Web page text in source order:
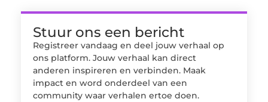
Stuur ons een bericht
Registreer vandaag en deel jouw verhaal op
ons platform. Jouw verhaal kan direct
anderen inspireren en verbinden. Maak
impact en word onderdeel van een
community waar verhalen ertoe doen.